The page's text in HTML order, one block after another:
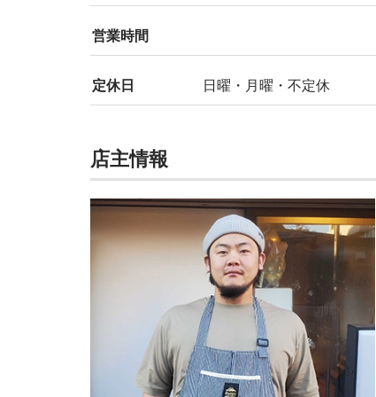
営業時間
定休日 日曜・月曜・不定休
店主情報